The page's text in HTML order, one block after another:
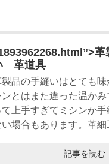
革道具
品の手縫いはとても味
ンとはまた違った温かみ
て上手すぎてミシンか
い場合もあります。革細
記事を読む